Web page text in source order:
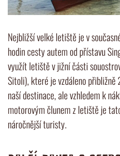
Nejbližší velké letiště je v
hodin cesty autem od přístavu
využít letiště v jižní části
Sitoli), které je vzdáleno
naší destinace, ale vzhledem k
motorovým člunem z letiště je
náročnější turisty.